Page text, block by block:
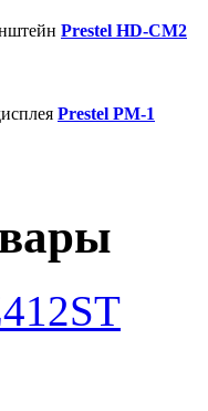
Prestel HD-CM2
Prestel PM-1